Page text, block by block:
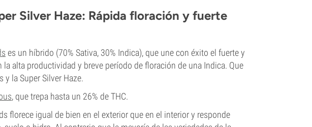
Silver Haze: Rápida floración y fuerte
es un híbrido (70% Sativa, 30% Indica), que une con éxito el fuerte y
alta productividad y breve período de floración de una Indica. Que
y la Super Silver Haze.
, que trepa hasta un 26% de THC.
florece igual de bien en el exterior que en el interior y responde